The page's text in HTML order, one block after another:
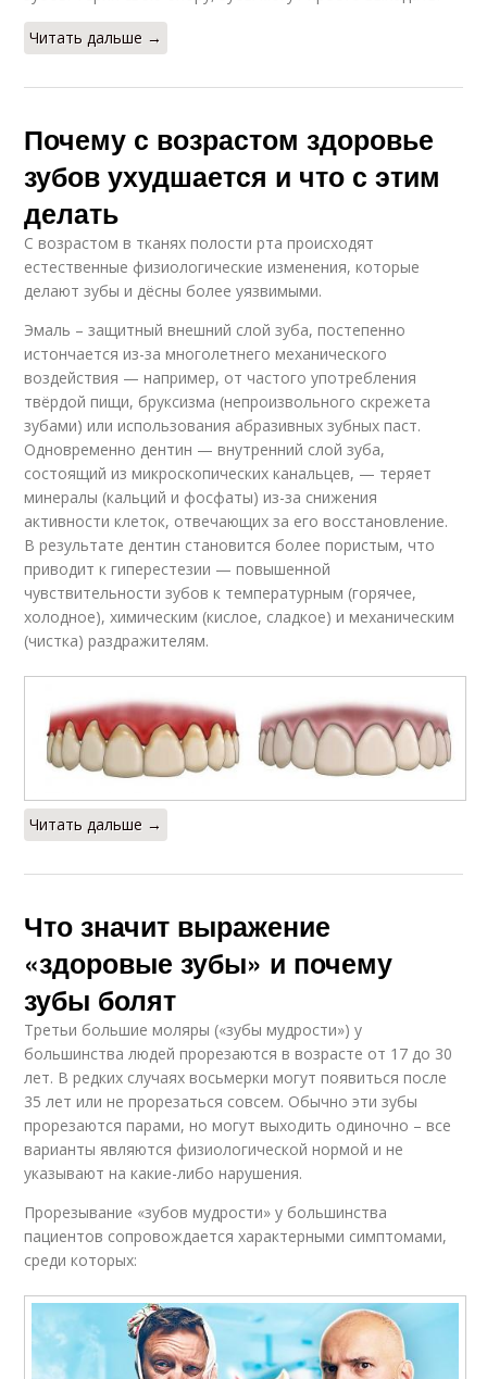
Читать дальше →
Почему с возрастом здоровье
зубов ухудшается и что с этим
делать
С возрастом в тканях полости рта происходят
естественные физиологические изменения, которые
делают зубы и дёсны более уязвимыми.
Эмаль – защитный внешний слой зуба, постепенно
истончается из-за многолетнего механического
воздействия — например, от частого употребления
твёрдой пищи, бруксизма (непроизвольного скрежета
зубами) или использования абразивных зубных паст.
Одновременно дентин — внутренний слой зуба,
состоящий из микроскопических канальцев, — теряет
минералы (кальций и фосфаты) из-за снижения
активности клеток, отвечающих за его восстановление.
В результате дентин становится более пористым, что
приводит к гиперестезии — повышенной
чувствительности зубов к температурным (горячее,
холодное), химическим (кислое, сладкое) и механическим
(чистка) раздражителям.
Читать дальше →
Что значит выражение
«здоровые зубы» и почему
зубы болят
Третьи большие моляры («зубы мудрости») у
большинства людей прорезаются в возрасте от 17 до 30
лет. В редких случаях восьмерки могут появиться после
35 лет или не прорезаться совсем. Обычно эти зубы
прорезаются парами, но могут выходить одиночно – все
варианты являются физиологической нормой и не
указывают на какие-либо нарушения.
Прорезывание «зубов мудрости» у большинства
пациентов сопровождается характерными симптомами,
среди которых: